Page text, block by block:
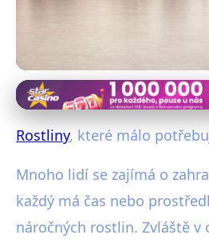
Rostliny pro specifické podmínky
Nejlepší rostliny pro
krásy!
25. 12. 2025· 3 min čtení · Autor:
Rostliny, které málo
Mnoho lidí se zajímá o
každý má čas nebo
náročných rostlin. Zvláště v